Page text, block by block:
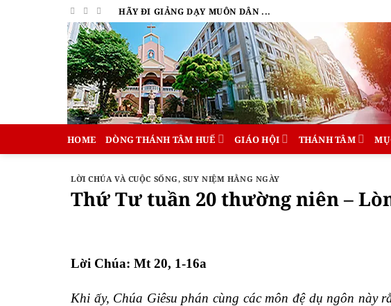
HÃY ĐI GIẢNG DẠY MUÔN DÂN ...
HOME DÒNG THÁNH TÂM HUẾ GIÁO HỘI THÁNH TÂM
LỜI CHÚA VÀ CUỘC SỐNG, SUY NIỆM HẰNG NGÀY
Thứ Tư tuần 20 thường niên –
Lời Chúa: Mt 20, 1-16a
Khi ấy, Chúa Giêsu phán cùng các môn đệ dụ ngôn này